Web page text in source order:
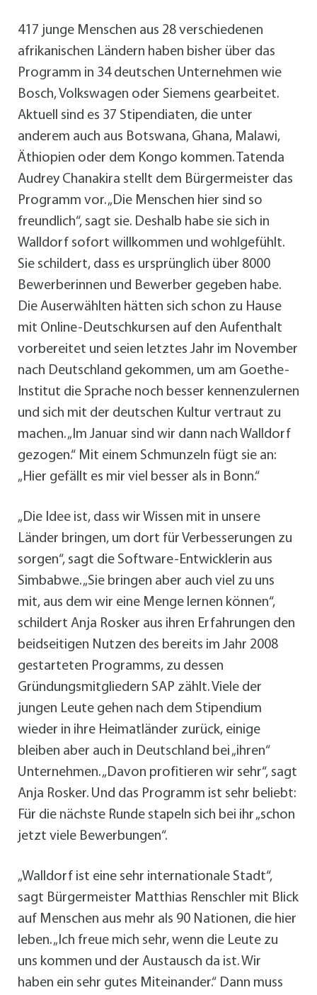
417 junge Menschen aus 28 verschiedenen
afrikanischen Ländern haben bisher über das
Programm in 34 deutschen Unternehmen wie
Bosch, Volkswagen oder Siemens gearbeitet.
Aktuell sind es 37 Stipendiaten, die unter
anderem auch aus Botswana, Ghana, Malawi,
Äthiopien oder dem Kongo kommen. Tatenda
Audrey Chanakira stellt dem Bürgermeister das
Programm vor. „Die Menschen hier sind so
freundlich“, sagt sie. Deshalb habe sie sich in
Walldorf sofort willkommen und wohlgefühlt.
Sie schildert, dass es ursprünglich über 8000
Bewerberinnen und Bewerber gegeben habe.
Die Auserwählten hätten sich schon zu Hause
mit Online-Deutschkursen auf den Aufenthalt
vorbereitet und seien letztes Jahr im November
nach Deutschland gekommen, um am Goethe-
Institut die Sprache noch besser kennenzulernen
und sich mit der deutschen Kultur vertraut zu
machen. „Im Januar sind wir dann nach Walldorf
gezogen.“ Mit einem Schmunzeln fügt sie an:
„Hier gefällt es mir viel besser als in Bonn.“
„Die Idee ist, dass wir Wissen mit in unsere
Länder bringen, um dort für Verbesserungen zu
sorgen“, sagt die Software-Entwicklerin aus
Simbabwe. „Sie bringen aber auch viel zu uns
mit, aus dem wir eine Menge lernen können“,
schildert Anja Rosker aus ihren Erfahrungen den
beidseitigen Nutzen des bereits im Jahr 2008
gestarteten Programms, zu dessen
Gründungsmitgliedern SAP zählt. Viele der
jungen Leute gehen nach dem Stipendium
wieder in ihre Heimatländer zurück, einige
bleiben aber auch in Deutschland bei „ihren“
Unternehmen. „Davon profitieren wir sehr“, sagt
Anja Rosker. Und das Programm ist sehr beliebt:
Für die nächste Runde stapeln sich bei ihr „schon
jetzt viele Bewerbungen“.
„Walldorf ist eine sehr internationale Stadt“,
sagt Bürgermeister Matthias Renschler mit Blick
auf Menschen aus mehr als 90 Nationen, die hier
leben. „Ich freue mich sehr, wenn die Leute zu
uns kommen und der Austausch da ist. Wir
haben ein sehr gutes Miteinander.“ Dann muss